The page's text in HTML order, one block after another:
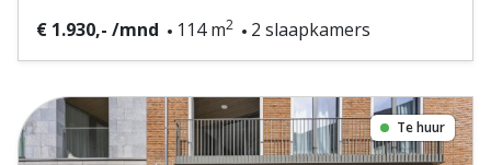
€ 1.930,- /mnd 114 m2 2 slaapkamers
Te huur